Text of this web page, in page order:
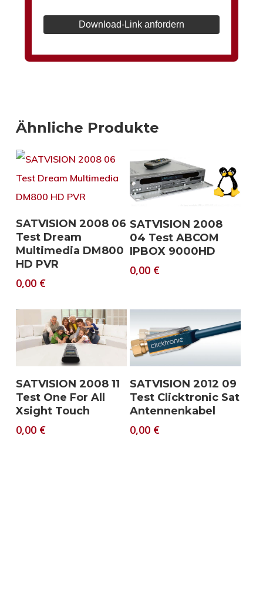
Download-Link anfordern
Ähnliche Produkte
Download
SATVISION 2008 06
Test Dream
Multimedia DM800
HD PVR
0,00 €
Download
SATVISION 2008
04 Test ABCOM
IPBOX 9000HD
0,00 €
Download
SATVISION 2008 11
Test One For All
Xsight Touch
0,00 €
Download
SATVISION 2012 09
Test Clicktronic Sat
Antennenkabel
0,00 €